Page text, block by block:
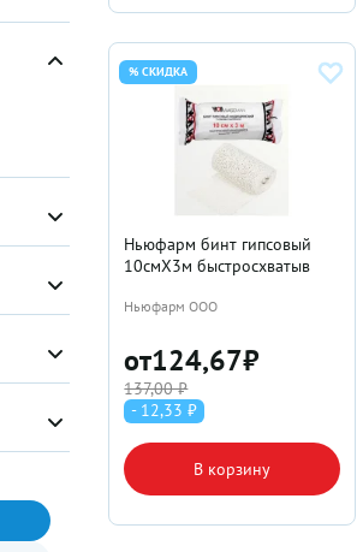
% СКИДКА
Ньюфарм бинт гипсовый
10смX3м быстросхватыв
Ньюфарм ООО
от124,67₽
137,00 ₽
- 12,33 ₽
В корзину